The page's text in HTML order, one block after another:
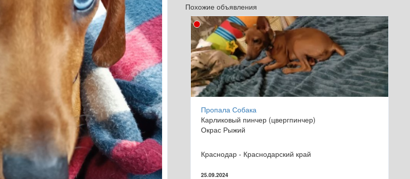
Похожие объявления
Пропала Собака
Карликовый пинчер (цвергпинчер)
Окрас Рыжий
Краснодар - Краснодарский край
25.09.2024